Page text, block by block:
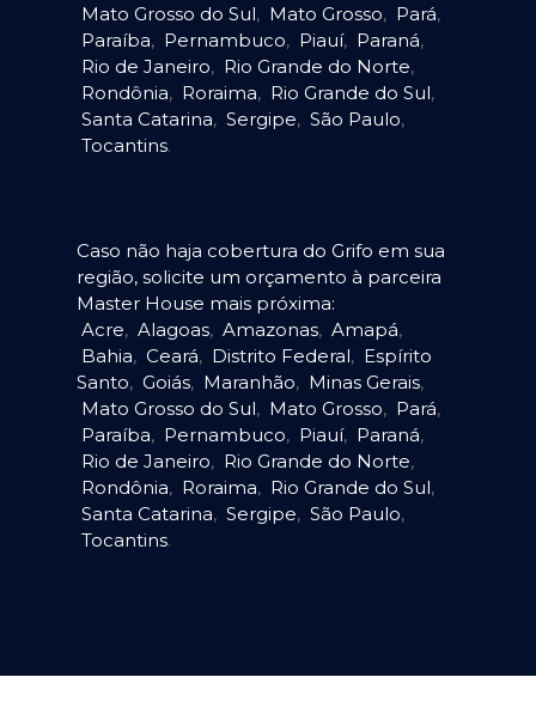
Mato Grosso do Sul, Mato Grosso, Pará,
Paraíba, Pernambuco, Piauí, Paraná,
Rio de Janeiro, Rio Grande do Norte,
Rondônia, Roraima, Rio Grande do Sul,
Santa Catarina, Sergipe, São Paulo,
Tocantins.
Caso não haja cobertura do Grifo em sua
região, solicite um orçamento à parceira
Master House mais próxima:
Acre, Alagoas, Amazonas, Amapá,
Bahia, Ceará, Distrito Federal, Espírito
Santo, Goiás, Maranhão, Minas Gerais,
Mato Grosso do Sul, Mato Grosso, Pará,
Paraíba, Pernambuco, Piauí, Paraná,
Rio de Janeiro, Rio Grande do Norte,
Rondônia, Roraima, Rio Grande do Sul,
Santa Catarina, Sergipe, São Paulo,
Tocantins.